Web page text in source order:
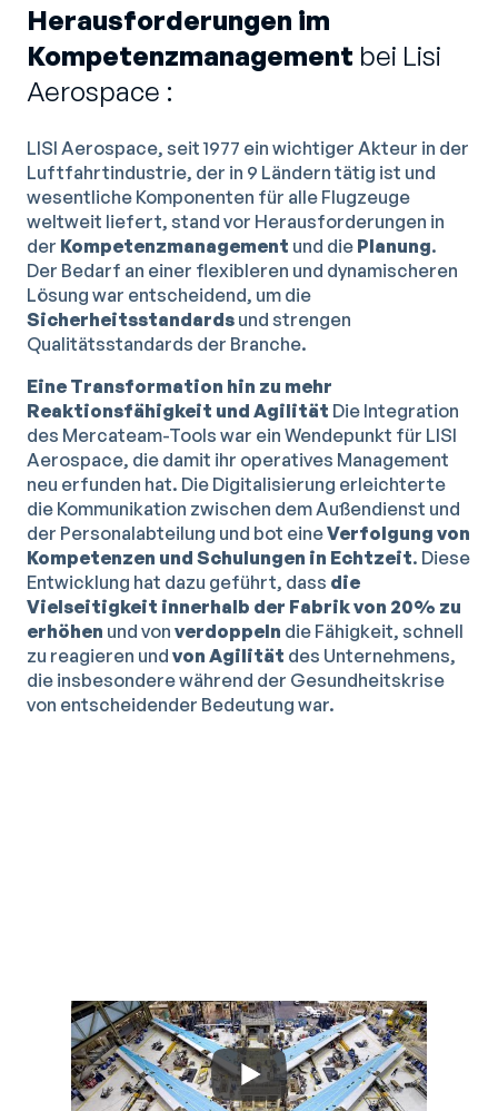
Herausforderungen im
Kompetenzmanagement bei Lisi
Aerospace :
LISI Aerospace, seit 1977 ein wichtiger Akteur in der
Luftfahrtindustrie, der in 9 Ländern tätig ist und
wesentliche Komponenten für alle Flugzeuge
weltweit liefert, stand vor Herausforderungen in
der Kompetenzmanagement und die Planung.
Der Bedarf an einer flexibleren und dynamischeren
Lösung war entscheidend, um die
Sicherheitsstandards und strengen
Qualitätsstandards der Branche.
Eine Transformation hin zu mehr
Reaktionsfähigkeit und Agilität Die Integration
des Mercateam-Tools war ein Wendepunkt für LISI
Aerospace, die damit ihr operatives Management
neu erfunden hat. Die Digitalisierung erleichterte
die Kommunikation zwischen dem Außendienst und
der Personalabteilung und bot eineVerfolgung von
Kompetenzen und Schulungen in Echtzeit. Diese
Entwicklung hat dazu geführt, dass die
Vielseitigkeit innerhalb der Fabrik von 20% zu
erhöhen und von verdoppeln die Fähigkeit, schnell
zu reagieren und von Agilität des Unternehmens,
die insbesondere während der Gesundheitskrise
von entscheidender Bedeutung war.